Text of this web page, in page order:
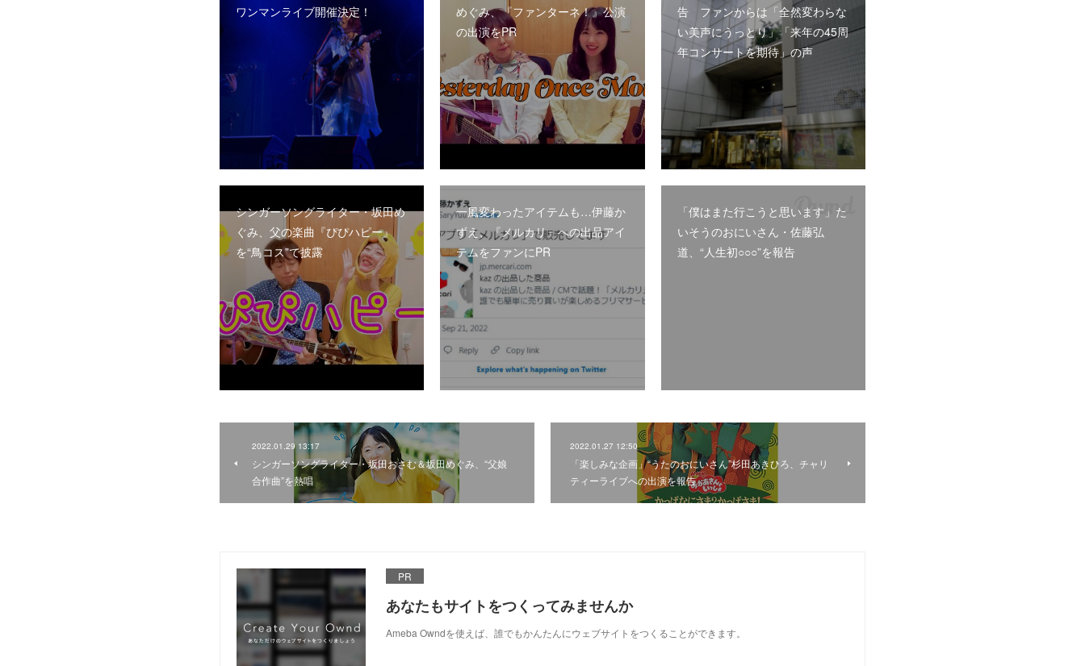
ワンマンライブ開催決定！
めぐみ、『ファンターネ！』公演
の出演をPR
告 ファンからは「全然変わらな
い美声にうっとり」「来年の45周
年コンサートを期待」の声
シンガーソングライター・坂田め
ぐみ、父の楽曲『ぴぴハピー』
を“鳥コス”で披露
一風変わったアイテムも…伊藤か
ずえ、『メルカリ』への出品アイ
テムをファンにPR
「僕はまた行こうと思います」た
いそうのおにいさん・佐藤弘
道、“人生初○○○”を報告
2022.01.29 13:17
シンガーソングライター・坂田おさむ＆坂田めぐみ、“父娘
合作曲”を熱唱
2022.01.27 12:50
「楽しみな企画」“うたのおにいさん”杉田あきひろ、チャリ
ティーライブへの出演を報告
PR
あなたもサイトをつくってみませんか
Ameba Owndを使えば、誰でもかんたんにウェブサイトをつくることができます。